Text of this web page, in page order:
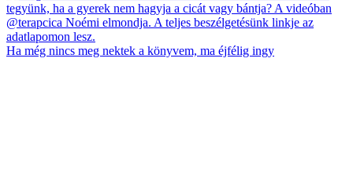
Ha még nincs meg nektek a könyvem, ma éjfélig ingy